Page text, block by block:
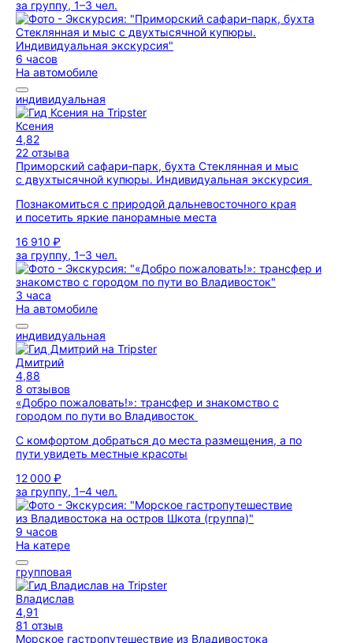
за группу, 1–3 чел.
6 часов
На автомобиле
индивидуальная
Ксения
4,82
22 отзыва
Приморский сафари-парк, бухта Стеклянная и мыс
с двухтысячной купюры. Индивидуальная экскурсия
Познакомиться с природой дальневосточного края
и посетить яркие панорамные места
16 910 ₽
за группу, 1–3 чел.
3 часа
На автомобиле
индивидуальная
Дмитрий
4,88
8 отзывов
«Добро пожаловать!»: трансфер и знакомство с
городом по пути во Владивосток
С комфортом добраться до места размещения, а по
пути увидеть местные красоты
12 000 ₽
за группу, 1–4 чел.
9 часов
На катере
групповая
Владислав
4,91
81 отзыв
Морское гастропутешествие из Владивостока